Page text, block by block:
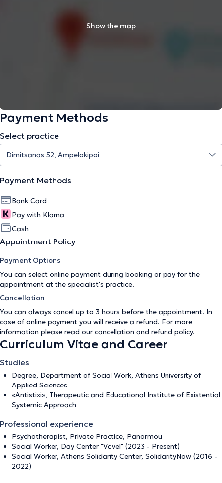
Show the map
Payment Methods
Select practice
Payment Methods
Bank Card
Pay with Klarna
Cash
Appointment Policy
Payment Options
You can select online payment during booking or pay for the
appointment at the specialist's practice.
Cancellation
You can always cancel up to 3 hours before the appointment. In
case of online payment you will receive a refund. For more
information please read our cancellation and refund policy.
Curriculum Vitae and Career
Studies
Degree, Department of Social Work, Athens University of
Applied Sciences
«Antistixi», Therapeutic and Educational Institute of Existential
Systemic Approach
Professional experience
Psychotherapist, Private Practice, Panormou
Social Worker, Day Center "Vavel" (2023 - Present)
Social Worker, Athens Solidarity Center, SolidarityNow (2016 -
2022)